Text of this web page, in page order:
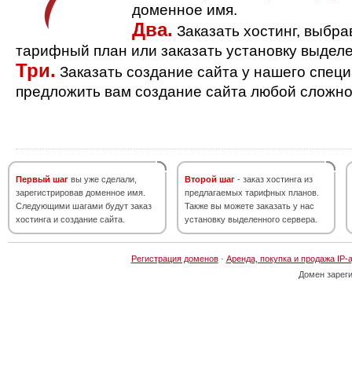
доменное имя.
Два. Заказать хостинг,
тарифный план или заказать установку
Три. Заказать создание сайта у нашего
предложить вам создание сайта любой
Первый шаг вы уже сделали,
зарегистрировав доменное имя.
Следующими шагами будут заказ
хостинга и создание сайта.
Второй шаг - заказ хостинга из
предлагаемых тарифных планов.
Также вы можете заказать у нас
установку выделенного сервера.
Регистрация доменов· Аренда, покупка и продажа IP-
Домен